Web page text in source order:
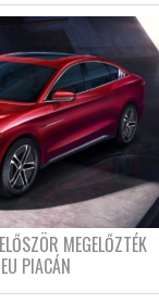
MEGELŐZTÉK
PIACÁN